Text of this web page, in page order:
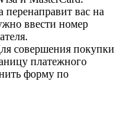
перенаправит вас на
ввести номер
совершения покупки
платежного
форму по